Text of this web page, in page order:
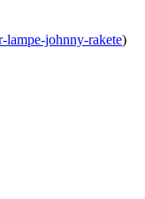
lampe-johnny-rakete)